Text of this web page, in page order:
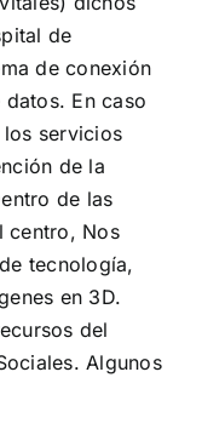
de
de conexión
En caso
servicios
de la
de las
centro, Nos
tecnología,
en 3D.
del
Algunos